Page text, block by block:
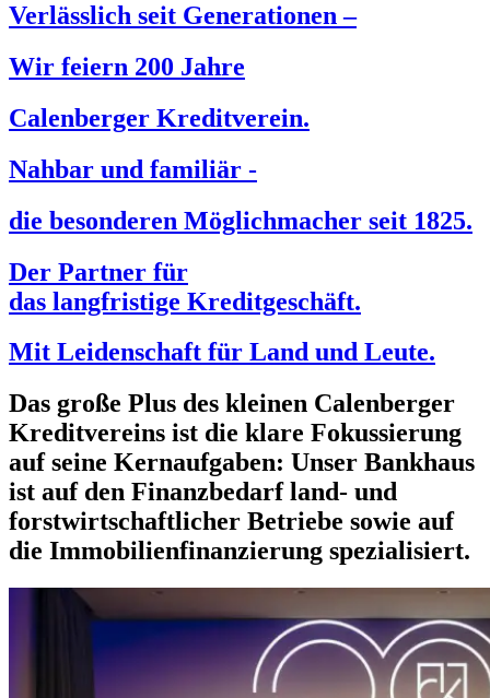
Verlässlich seit Generationen –
Wir feiern 200 Jahre
Calenberger Kreditverein.
Nahbar und familiär -
die besonderen Möglichmacher seit 1825.
Der Partner für
das langfristige Kreditgeschäft.
Mit Leidenschaft für Land und Leute.
Das große Plus des kleinen Calenberger
Kreditvereins ist die klare Fokussierung
auf seine Kernaufgaben: Unser Bankhaus
ist auf den Finanzbedarfland- und
forstwirtschaftlicher Betriebe sowie auf
die Immobilienfinanzierung spezialisiert.